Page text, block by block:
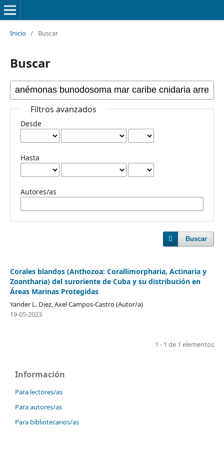
Inicio / Buscar
Buscar
Filtros avanzados
Desde
Hasta
Autores/as
Buscar
Corales blandos (Anthozoa: Corallimorpharia, Actinaria y
Zoantharia) del suroriente de Cuba y su distribución en
Áreas Marinas Protegidas
Yander L. Diez, Axel Campos-Castro (Autor/a)
19-05-2023
1 - 1 de 1 elementos
Información
Para lectores/as
Para autores/as
Para bibliotecarios/as